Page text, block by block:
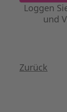
Loggen
und
Zurück